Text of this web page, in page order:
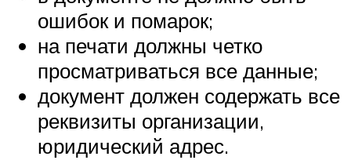
ошибок и помарок;
на печати должны четко
просматриваться все данные;
документ должен содержать все
реквизиты организации,
юридический адрес.